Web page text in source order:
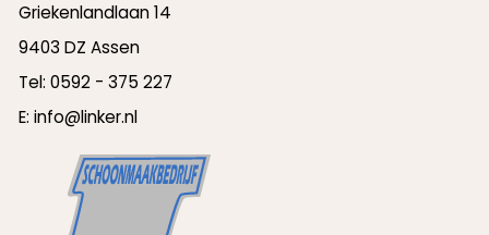
Griekenlandlaan 14
9403 DZ Assen
Tel: 0592 - 375 227
E: info@linker.nl